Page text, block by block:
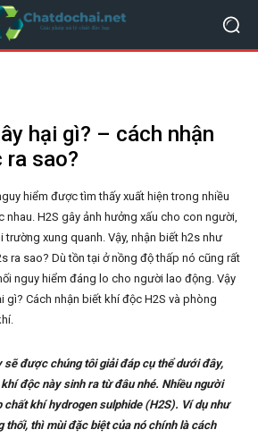
hại gì? – cách nhận
ra sao?
hiểm được tìm thấy xuất hiện trong nhiều
nhau. H2S gây ảnh hưởng xấu cho con người,
trường xung quanh. Vậy, nhận biết h2s như
ra sao? Dù tồn tại ở nồng độ thấp nó cũng rất
nguy hiểm đáng lo cho người lao động. Vậy
gì? Cách nhận biết khí độc H2S và phòng
sẽ được chúng tôi giải đáp cụ thể dưới đây,
độc này sinh ra từ đâu nhé. Nhiều người
chất khí hydrogen sulphide (H2S). Ví dụ như
thối, thì mùi đặc biệt của nó chính là cách